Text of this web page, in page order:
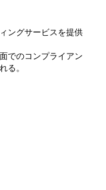
ングサービスを提供
でのコンプライアン
る。